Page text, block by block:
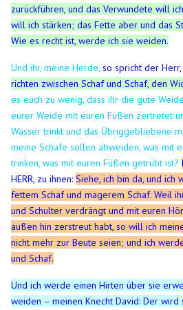
zurückführen, und das Verwundete will
will ich stärken; das Fette aber und das
Wie es recht ist, werde ich sie weiden.
Und ihr, meine Herde,so spricht der Herr,
richten zwischen Schaf und Schaf, den
es euch zu wenig, dass ihr die gute
eurer Weide mit euren Füßen zertretet
Wasser trinkt und das Übriggebliebene
meine Schafe sollen abweiden, was mit
trinken, was mit euren Füßen getrübt ist?
HERR, zu ihnen: Siehe, ich bin da, und ich
fettem Schaf und magerem Schaf.Weil
und Schulter verdrängt und mit euren
außen hin zerstreut habt, so will ich
nicht mehr zur Beute seien; und ich
und Schaf.
Und ich werde einen Hirten über sie
weiden – meinen Knecht David: Der